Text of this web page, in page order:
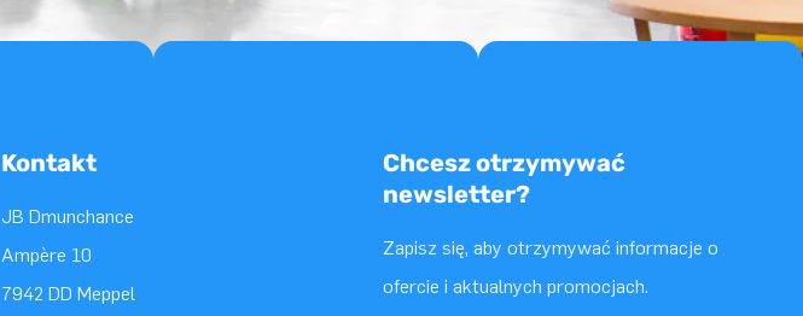
Kontakt
JB Dmunchance
Ampère 10
7942 DD Meppel
Chcesz otrzymywać
newsletter?
Zapisz się, aby otrzymywać informacje o
ofercie i aktualnych promocjach.